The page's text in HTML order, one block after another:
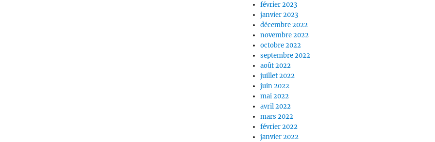
février 2023
janvier 2023
décembre 2022
novembre 2022
octobre 2022
septembre 2022
août 2022
juillet 2022
juin 2022
mai 2022
avril 2022
mars 2022
février 2022
janvier 2022